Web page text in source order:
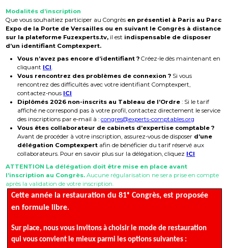
Modalités d’inscription
Que vous souhaitiez participer au Congrès en présentiel à Paris au Parc
Expo de la Porte de Versailles ou en suivant le Congrès à distance
sur la plateforme Fuzexperts.tv, il est indispensable de disposer
d’un identifiant Comptexpert.
Vous n’avez pas encore d’identifiant ? Créez-le dès maintenant en
cliquant ICI
Vous rencontrez des problèmes de connexion ? Si vous
rencontrez des difficultés avec votre identifiant Comptexpert,
contactez-nous ICI
Diplômés 2026 non-inscrits au Tableau de l’Ordre : Si le tarif
affiché ne correspond pas à votre profil, contactez directement le service
des inscriptions par e-mail à :congres@experts-comptables.org
Vous êtes collaborateur de cabinets d’expertise comptable ?
Avant de procéder à votre inscription, assurez-vous de disposer d’une
délégation Comptexpert afin de bénéficier du tarif réservé aux
collaborateurs. Pour en savoir plus sur la délégation, cliquez ICI
ATTENTION La délégation doit être mise en place avant
l’inscription au Congrès. Aucune régularisation ne sera prise en compte
après la validation de votre inscription.
Cette année la restauration du 81ᵉ Congrès, est proposée
en formule libre.
Sur place, nous vous invitons à choisir le mode de restauration
qui vous convient le mieux parmi les options suivantes :